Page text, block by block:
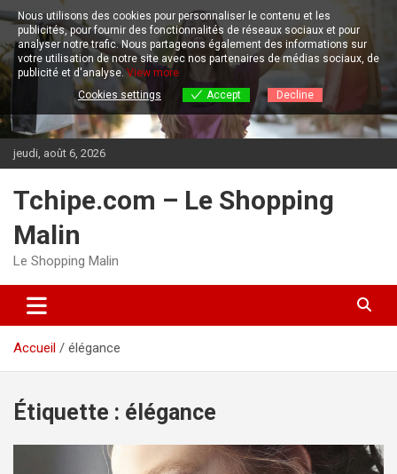
Aller
au
contenu
jeudi, août 6, 2026
Tchipe.com – Le Shopping
Malin
Le Shopping Malin
Accueil élégance
Étiquette : élégance
Nous utilisons des cookies pour personnaliser le contenu et les
publicités, pour fournir des fonctionnalités de réseaux sociaux et pour
analyser notre trafic.Nous partageons également des informations sur
votre utilisation de notre site avec nos partenaires de médias sociaux, de
publicité et d'analyse. View more
Cookies settings
Accept Decline